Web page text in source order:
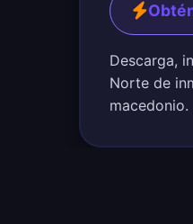
Descarga,
Norte de
macedonio.